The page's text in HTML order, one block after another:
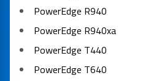
PowerEdge R940
PowerEdge R940xa
PowerEdge T440
PowerEdge T640